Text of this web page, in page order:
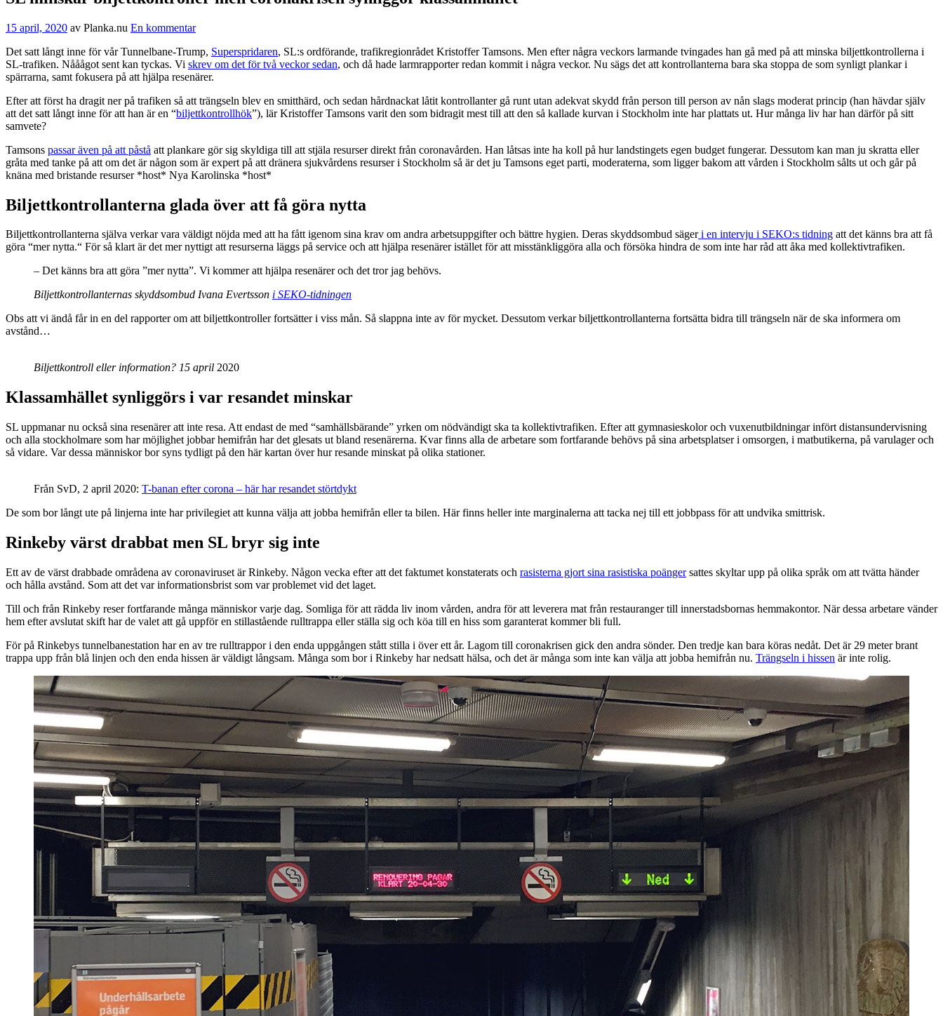
15 april, 2020 av Planka.nu En kommentar
Det satt långt inne för vår Tunnelbane-Trump, Superspridaren, SL:s ordförande, trafikregionrådet Kristoffer Tamsons. Men efter några veckors larmande tvingades han gå med på att minska biljettkontrollerna i
SL-trafiken. Nååågot sent kan tyckas. Vi skrev om det för två veckor sedan, och då hade larmrapporter redan kommit i några veckor. Nu sägs det att kontrollanterna bara ska stoppa de som synligt plankar i
spärrarna, samt fokusera på att hjälpa resenärer.
Efter att först ha dragit ner på trafiken så att trängseln blev en smitthärd, och sedan hårdnackat låtit kontrollanter gå runt utan adekvat skydd från person till person av nån slags moderat princip (han hävdar själv
att det satt långt inne för att han är en “biljettkontrollhök”), lär Kristoffer Tamsons varit den som bidragit mest till att den så kallade kurvan i Stockholm inte har plattats ut. Hur många liv har han därför på sitt
samvete?
Tamsons passar även på att påstå att plankare gör sig skyldiga till att stjäla resurser direkt från coronavården. Han låtsas inte ha koll på hur landstingets egen budget fungerar. Dessutom kan man ju skratta eller
gråta med tanke på att om det är någon som är expert på att dränera sjukvårdens resurser i Stockholm så är det ju Tamsons eget parti, moderaterna, som ligger bakom att vården i Stockholm sålts ut och går på
knäna med bristande resurser *host* Nya Karolinska *host*
Biljettkontrollanterna glada över att få göra nytta
Biljettkontrollanterna själva verkar vara väldigt nöjda med att ha fått igenom sina krav om andra arbetsuppgifter och bättre hygien. Deras skyddsombud sägeri en intervju i SEKO:s tidning att det känns bra att få
göra “mer nytta.“ För så klart är det mer nyttigt att resurserna läggs på service och att hjälpa resenärer istället för att misstänkliggöra alla och försöka hindra de som inte har råd att åka med kollektivtrafiken.
– Det känns bra att göra ”mer nytta”. Vi kommer att hjälpa resenärer och det tror jag behövs.
Biljettkontrollanternas skyddsombud Ivana Evertsson i SEKO-tidningen
Obs att vi ändå får in en del rapporter om att biljettkontroller fortsätter i viss mån. Så slappna inte av för mycket. Dessutom verkar biljettkontrollanterna fortsätta bidra till trängseln när de ska informera om
avstånd…
Biljettkontroll eller information? 15 april 2020
Klassamhället synliggörs i var resandet minskar
SL uppmanar nu också sina resenärer att inte resa. Att endast de med “samhällsbärande” yrken om nödvändigt ska ta kollektivtrafiken. Efter att gymnasieskolor och vuxenutbildningar infört distansundervisning
och alla stockholmare som har möjlighet jobbar hemifrån har det glesats ut bland resenärerna. Kvar finns alla de arbetare som fortfarande behövs på sina arbetsplatser i omsorgen, i matbutikerna, på varulager och
så vidare. Var dessa människor bor syns tydligt på den här kartan över hur resande minskat på olika stationer.
Från SvD, 2 april 2020: T-banan efter corona – här har resandet störtdykt
De som bor långt ute på linjerna inte har privilegiet att kunna välja att jobba hemifrån eller ta bilen. Här finns heller inte marginalerna att tacka nej till ett jobbpass för att undvika smittrisk.
Rinkeby värst drabbat men SL bryr sig inte
Ett av de värst drabbade områdena av coronaviruset är Rinkeby. Någon vecka efter att det faktumet konstaterats och rasisterna gjort sina rasistiska poängersattes skyltar upp på olika språk om att tvätta händer
och hålla avstånd. Som att det var informationsbrist som var problemet vid det laget.
Till och från Rinkeby reser fortfarande många människor varje dag. Somliga för att rädda liv inom vården, andra för att leverera mat från restauranger till innerstadsbornas hemmakontor. När dessa arbetare vänder
hem efter avslutat skift har de valet att gå uppför en stillastående rulltrappa eller ställa sig och köa till en hiss som garanterat kommer bli full.
För på Rinkebys tunnelbanestation har en av tre rulltrappor i den enda uppgången stått stilla i över ett år. Lagom till coronakrisen gick den andra sönder. Den tredje kan bara köras nedåt. Det är 29 meter brant
trappa upp från blå linjen och den enda hissen är väldigt långsam. Många som bor i Rinkeby har nedsatt hälsa, och det är många som inte kan välja att jobba hemifrån nu. Trängseln i hissen är inte rolig.